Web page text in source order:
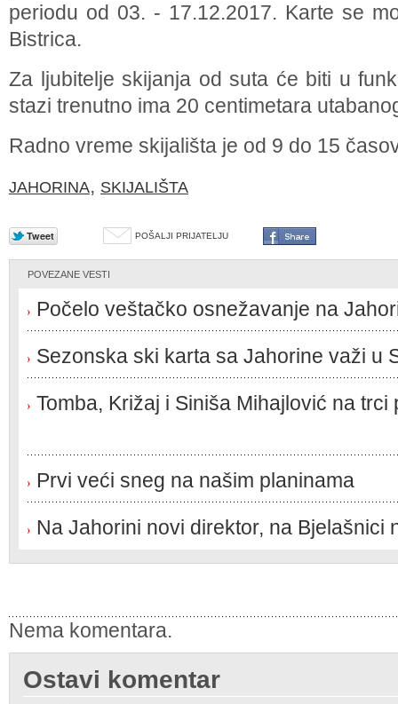
periodu od 03. - 17.12.2017. Karte se
Bistrica.
Za ljubitelje skijanja od suta će biti u
stazi trenutno ima 20 centimetara
Radno vreme skijališta je od 9 do 15
JAHORINA, SKIJALIŠTA
POŠALJI PRIJATELJU
POVEZANE VESTI
Počelo veštačko osnežavanje na
Sezonska ski karta sa Jahorine važi u
Tomba, Križaj i Siniša Mihajlović na
Prvi veći sneg na našim planinama
Na Jahorini novi direktor, na Bjelašnici
Nema komentara.
Ostavi komentar